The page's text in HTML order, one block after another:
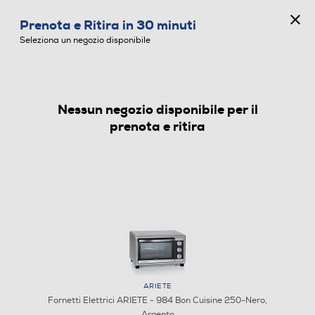
FORNETTI ELETTRICI
Prenota e Ritira in 30 minuti
Seleziona un negozio disponibile
Nessun negozio disponibile per il
prenota e ritira
ARIETE
Fornetti Elettrici ARIETE - 984 Bon Cuisine 250-Nero,